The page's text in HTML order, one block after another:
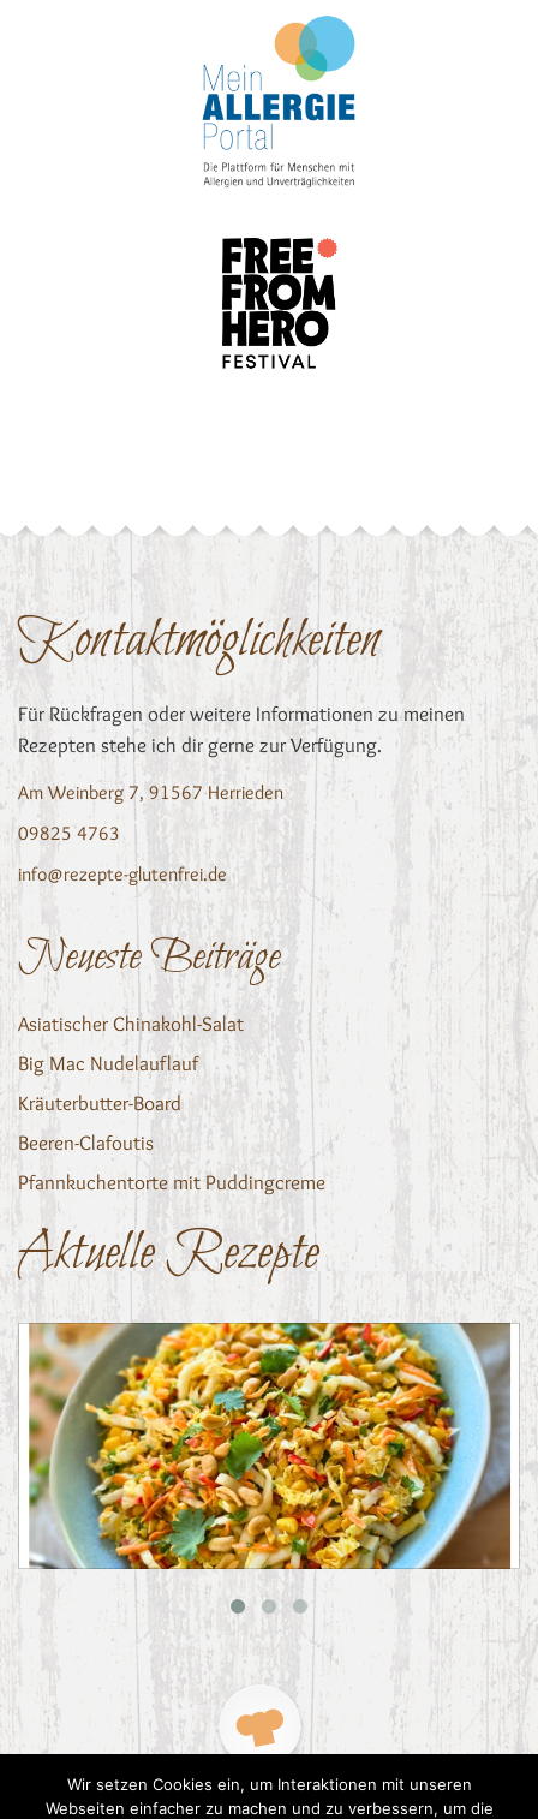
Kontaktmöglichkeiten
Für Rückfragen oder weitere Informationen zu meinen
Rezepten stehe ich dir gerne zur Verfügung.
Am Weinberg 7, 91567 Herrieden
09825 4763
info@rezepte-glutenfrei.de
Neueste Beiträge
Asiatischer Chinakohl-Salat
Big Mac Nudelauflauf
Kräuterbutter-Board
Beeren-Clafoutis
Pfannkuchentorte mit Puddingcreme
Aktuelle Rezepte
Asiatischer Chinakohl-Salat
Wir setzen Cookies ein, um Interaktionen mit unseren
Webseiten einfacher zu machen und zu verbessern, um die